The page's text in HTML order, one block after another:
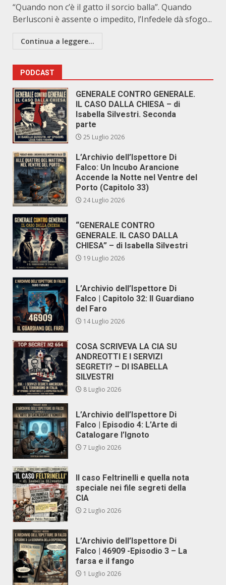
“Quando non c’è il gatto il sorcio balla”. Quando
Berlusconi è assente o impedito, l’Infedele dà sfogo...
Continua a leggere...
PODCAST
GENERALE CONTRO GENERALE.
IL CASO DALLA CHIESA – di
Isabella Silvestri. Seconda
parte
25 Luglio 2026
L’Archivio dell’Ispettore Di
Falco: Un Incubo Arancione
Accende la Notte nel Ventre del
Porto (Capitolo 33)
24 Luglio 2026
“GENERALE CONTRO
GENERALE. IL CASO DALLA
CHIESA” – di Isabella Silvestri
19 Luglio 2026
L’Archivio dell’Ispettore Di
Falco | Capitolo 32: Il Guardiano
del Faro
14 Luglio 2026
COSA SCRIVEVA LA CIA SU
ANDREOTTI E I SERVIZI
SEGRETI? – DI ISABELLA
SILVESTRI
8 Luglio 2026
L’Archivio dell’Ispettore Di
Falco | Episodio 4: L’Arte di
Catalogare l’Ignoto
7 Luglio 2026
Il caso Feltrinelli e quella nota
speciale nei file segreti della
CIA
2 Luglio 2026
L’Archivio dell’Ispettore Di
Falco | 46909 -Episodio 3 – La
farsa e il fango
1 Luglio 2026